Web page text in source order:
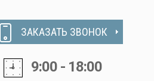
ЗАКАЗАТЬ ЗВОНОК
9:00 - 18:00